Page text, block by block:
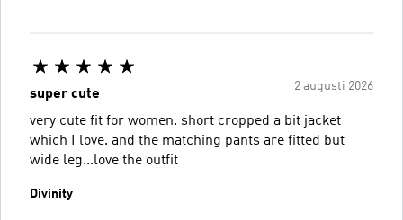
2 augusti 2026
super cute
very cute fit for women. short cropped a bit jacket
which I love. and the matching pants are fitted but
wide leg...love the outfit
Divinity